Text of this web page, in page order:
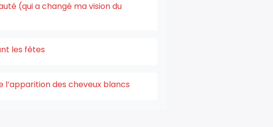
(qui a changé ma vision du
les fêtes
des cheveux blancs